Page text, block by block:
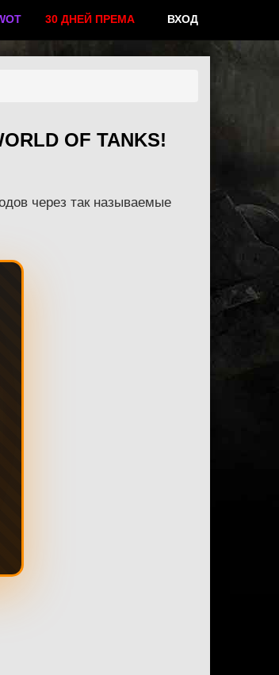
30 ДНЕЙ ПРЕМА ВХОД
OF TANKS!
через так называемые